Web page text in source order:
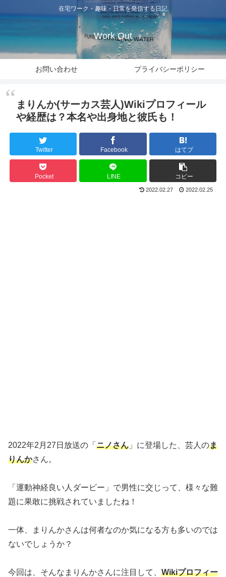
在宅ワーク・趣味・日常を発信する日記
Work Out
お問い合わせ プライバシーポリシー
まりんか(サーカス芸人)Wikiプロフィール
や経歴は？本名や出身地と彼氏も！
Twitter Facebook はてブ
Pocket LINE コピー
2022.02.27 2022.02.25
2022年2月27日放送の「 ニノさん 」に登場した、芸人のま
りんかさん。
「運動神経良い人ダービー」で男性に交じって、様々な難
題に果敢に挑戦されていましたね！
一体、まりんかさんは何者なのか気になる方も多いのでは
ないでしょうか？
今回は、そんなまりんかさんに注目して、 Wikiプロフィー